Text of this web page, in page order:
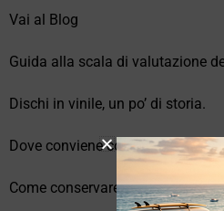
Vai al Blog
Guida alla scala di valutazione
Dischi in vinile, un po’ di storia.
Dove conviene comprare vinili
Come conservare correttamente